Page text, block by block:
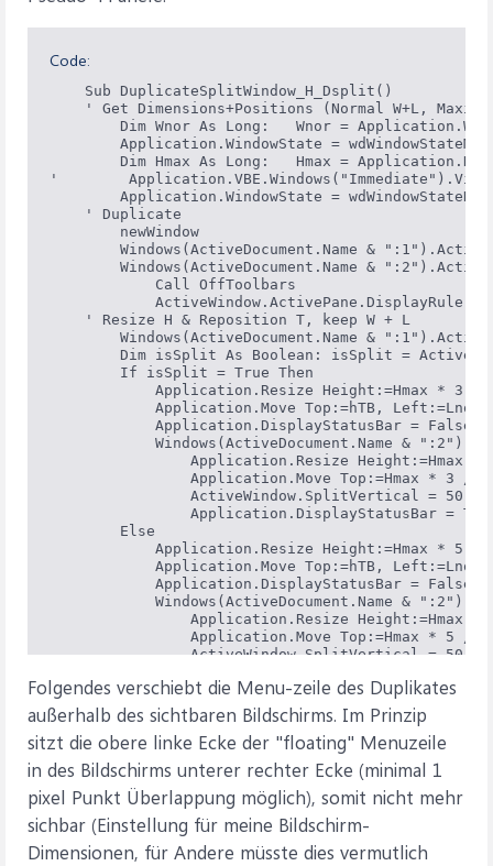
Code:
Sub DuplicateSplitWindow_H_Dsplit()
' Get Dimensions+Positions (Normal W+L,
Dim Wnor As Long:   Wnor =
Application.WindowState =
Dim Hmax As Long:   Hmax =
'
Application.WindowState =
    ' Duplicate
newWindow
Windows(ActiveDocument.Name &
Windows(ActiveDocument.Name &
Call OffToolbars
ActiveWindow.ActivePane.DisplayRulers
    ' Resize H & Reposition T, keep W + L
Windows(ActiveDocument.Name &
Dim isSplit As Boolean: isSplit =
If isSplit = True Then
Application.Resize Height:=Hmax * 3 /
Application.Move Top:=hTB, Left:=Lnor
Application.DisplayStatusBar = False
Windows(ActiveDocument.Name &
Application.Resize Height:=Hmax *
Application.Move Top:=Hmax * 3 /
ActiveWindow.SplitVertical = 50
Application.DisplayStatusBar =
Else
Application.Resize Height:=Hmax * 5 /
Application.Move Top:=hTB, Left:=Lnor
Application.DisplayStatusBar = False
Windows(ActiveDocument.Name &
Application.Resize Height:=Hmax *
Application.Move Top:=Hmax * 5 /
ActiveWindow.SplitVertical = 50
'            Application.CommandBars("Menu
         End If
    End Sub
Folgendes verschiebt die Menu-zeile des Duplikates
außerhalb des sichtbaren Bildschirms. Im Prinzip
sitzt die obere linke Ecke der "floating" Menuzeile
in des Bildschirms unterer rechter Ecke (minimal 1
pixel Punkt Überlappung möglich), somit nicht mehr
sichbar (Einstellung für meine Bildschirm-
Dimensionen, für Andere müsste dies vermutlich